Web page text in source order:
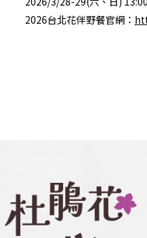
2026台北花伴野餐官網：